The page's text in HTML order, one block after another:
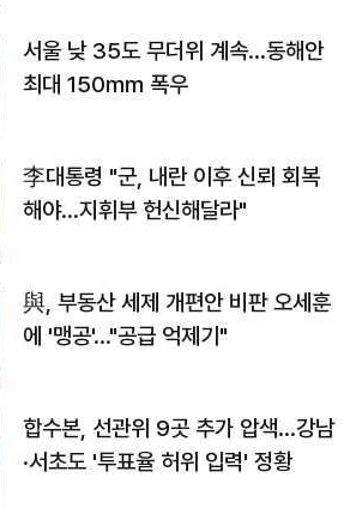
서울 낮 35도 무더위 계속…동해안
최대 150㎜ 폭우
李대통령 "군, 내란 이후 신뢰 회복
해야…지휘부 헌신해달라"
與, 부동산 세제 개편안 비판 오세훈
에 '맹공'…"공급 억제기"
합수본, 선관위 9곳 추가 압색…강남
·서초도 '투표율 허위 입력' 정황